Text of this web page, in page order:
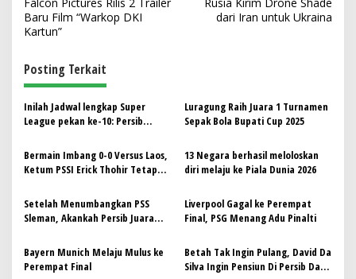
a
v
i
g
a
s
i
p
o
s
Baru Film “Warkop DKI
Kartun”
dari Iran untuk Ukraina
Posting Terkait
Inilah Jadwal lengkap Super
League pekan ke-10: Persib
Luragung Raih Juara 1 Turnamen
Sepak Bola Bupati Cup 2025
Bermain Imbang 0-0 Versus Laos,
Ketum PSSI Erick Thohir Tetap
Asia U-23 2026
13 Negara berhasil meloloskan
diri melaju ke Piala Dunia 2026
Setelah Menumbangkan PSS
Sleman, Akankah Persib Juara
Liverpool Gagal ke Perempat
Final, PSG Menang Adu Pinalti
Bayern Munich Melaju Mulus ke
Perempat Final
Betah Tak Ingin Pulang, David Da
Silva Ingin Pensiun Di Persib Dan